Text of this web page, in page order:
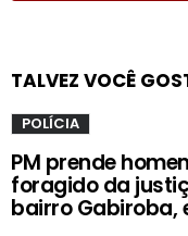
TALVEZ VOCÊ
POLÍCIA
PM prende
foragido da
bairro Gabiroba,